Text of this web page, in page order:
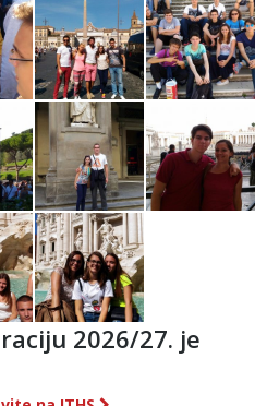
2026/27. je